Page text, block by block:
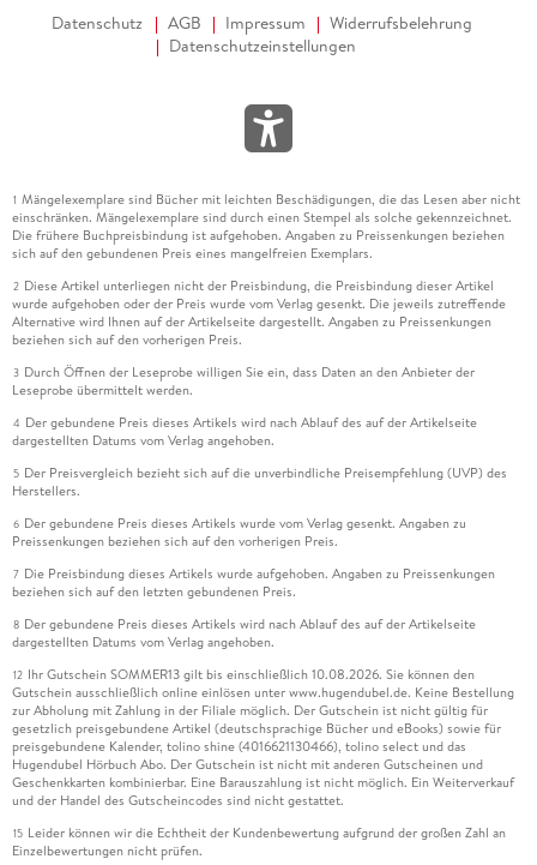
Datenschutz AGB Impressum
Widerrufsbelehrung
Datenschutzeinstellungen
1 Mängelexemplare sind Bücher mit leichten Beschädigungen, die das Lesen aber nicht
einschränken. Mängelexemplare sind durch einen Stempel als solche gekennzeichnet.
Die frühere Buchpreisbindung ist aufgehoben. Angaben zu Preissenkungen beziehen
sich auf den gebundenen Preis eines mangelfreien Exemplars.
2 Diese Artikel unterliegen nicht der Preisbindung, die Preisbindung dieser Artikel
wurde aufgehoben oder der Preis wurde vom Verlag gesenkt. Die jeweils zutreffende
Alternative wird Ihnen auf der Artikelseite dargestellt. Angaben zu Preissenkungen
beziehen sich auf den vorherigen Preis.
3 Durch Öffnen der Leseprobe willigen Sie ein, dass Daten an den Anbieter der
Leseprobe übermittelt werden.
4 Der gebundene Preis dieses Artikels wird nach Ablauf des auf der Artikelseite
dargestellten Datums vom Verlag angehoben.
5 Der Preisvergleich bezieht sich auf die unverbindliche Preisempfehlung (UVP) des
Herstellers.
6 Der gebundene Preis dieses Artikels wurde vom Verlag gesenkt. Angaben zu
Preissenkungen beziehen sich auf den vorherigen Preis.
7 Die Preisbindung dieses Artikels wurde aufgehoben. Angaben zu Preissenkungen
beziehen sich auf den letzten gebundenen Preis.
8 Der gebundene Preis dieses Artikels wird nach Ablauf des auf der Artikelseite
dargestellten Datums vom Verlag angehoben.
12 Ihr Gutschein SOMMER13 gilt bis einschließlich 10.08.2026. Sie können den
Gutschein ausschließlich online einlösen unter www.hugendubel.de. Keine Bestellung
zur Abholung mit Zahlung in der Filiale möglich. Der Gutschein ist nicht gültig für
gesetzlich preisgebundene Artikel (deutschsprachige Bücher und eBooks) sowie für
preisgebundene Kalender, tolino shine (4016621130466), tolino select und das
Hugendubel Hörbuch Abo. Der Gutschein ist nicht mit anderen Gutscheinen und
Geschenkkarten kombinierbar. Eine Barauszahlung ist nicht möglich. Ein Weiterverkauf
und der Handel des Gutscheincodes sind nicht gestattet.
15 Leider können wir die Echtheit der Kundenbewertung aufgrund der großen Zahl an
Einzelbewertungen nicht prüfen.